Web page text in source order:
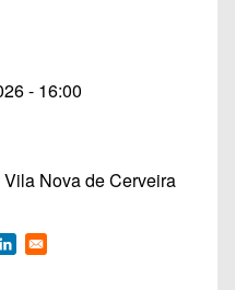
- 16:00
Nova de Cerveira